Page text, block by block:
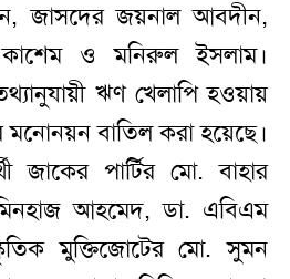
জাসদের জয়নাল আবদীন,
কাশেম ও মনিরুল ইসলাম।
ঋণ খেলাপি হওয়ায়
মনোনয়ন বাতিল করা হয়েছে।
জাকের পার্টির মো. বাহার
মিনহাজ আহমেদ, ডা. এবিএম
মুক্তিজোটের মো. সুমন